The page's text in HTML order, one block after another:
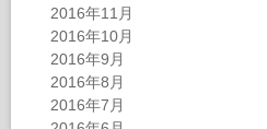
2016年11月
2016年10月
2016年9月
2016年8月
2016年7月